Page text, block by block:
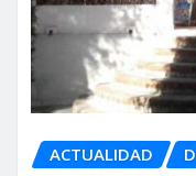
ACTUALIDAD